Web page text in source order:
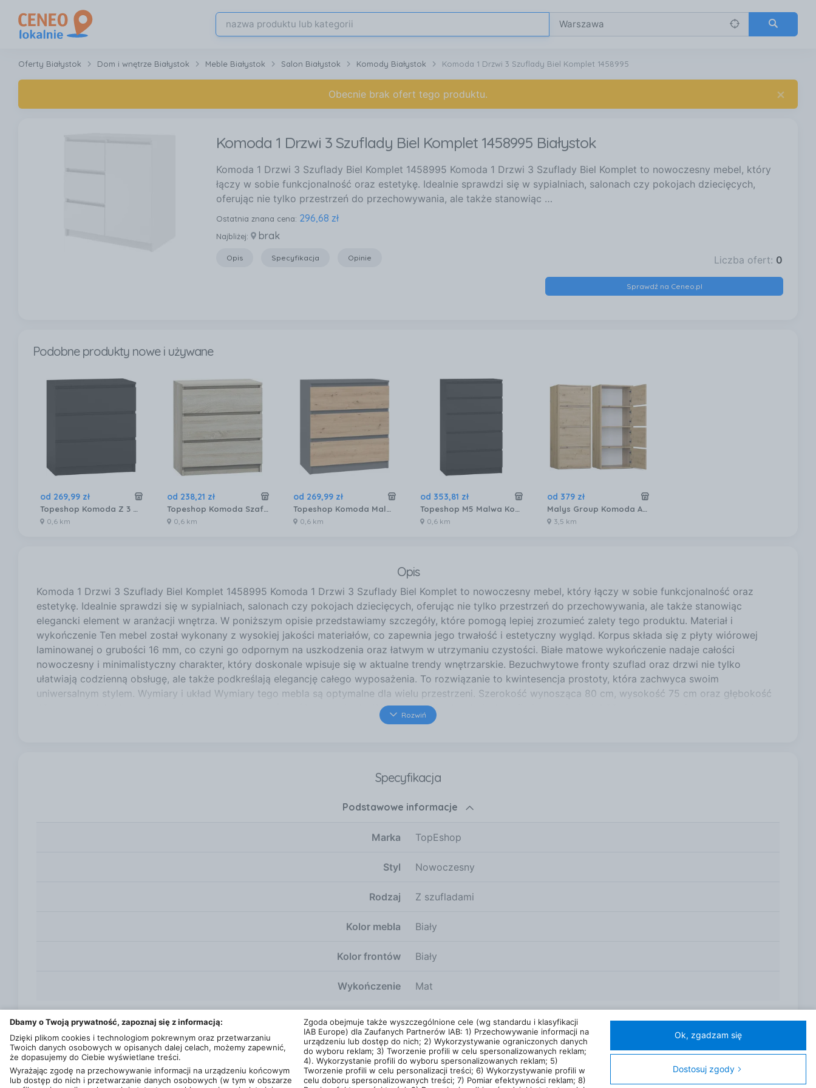
Oferty Białystok Dom i wnętrze Białystok Meble Białystok Salon Białystok Komody Białystok Komoda 1 Drzwi 3 Szuflady Biel Komplet 1458995
Obecnie brak ofert tego produktu. ×
Komoda 1 Drzwi 3 Szuflady Biel Komplet 1458995 Białystok
Komoda 1 Drzwi 3 Szuflady Biel Komplet 1458995 Komoda 1 Drzwi 3 Szuflady Biel Komplet to nowoczesny mebel, który
łączy w sobie funkcjonalność oraz estetykę. Idealnie sprawdzi się w sypialniach, salonach czy pokojach dziecięcych,
oferując nie tylko przestrzeń do przechowywania, ale także stanowiąc …
Ostatnia znana cena: 296,68 zł
Najbliżej: brak
Opis Specyfikacja Opinie Liczba ofert: 0
Sprawdź na Ceneo.pl
Podobne produkty nowe i używane
od 269,99 zł
Topeshop Komoda Z 3 Szufladami Czarna 70X40X77 Cm
0,6 km
od 238,21 zł
Topeshop Komoda Szafka 3 Szuflady Kolor Dąb Sonoma 4560375
0,6 km
od 269,99 zł
Topeshop Komoda Malwa M3 Antracyt Dąb Artisan 12706998191
0,6 km
od 353,81 zł
Topeshop M5 Malwa Komoda 5 Szuflad Czarny 11819624303
0,6 km
od 379 zł
Malys Group Komoda Alma Artisan
3,5 km
Opis
Komoda 1 Drzwi 3 Szuflady Biel Komplet 1458995 Komoda 1 Drzwi 3 Szuflady Biel Komplet to nowoczesny mebel, który łączy w sobie funkcjonalność oraz
estetykę. Idealnie sprawdzi się w sypialniach, salonach czy pokojach dziecięcych, oferując nie tylko przestrzeń do przechowywania, ale także stanowiąc
elegancki element w aranżacji wnętrza. W poniższym opisie przedstawiamy szczegóły, które pomogą lepiej zrozumieć zalety tego produktu. Materiał i
wykończenie Ten mebel został wykonany z wysokiej jakości materiałów, co zapewnia jego trwałość i estetyczny wygląd. Korpus składa się z płyty wiórowej
laminowanej o grubości 16 mm, co czyni go odpornym na uszkodzenia oraz łatwym w utrzymaniu czystości. Białe matowe wykończenie nadaje całości
nowoczesny i minimalistyczny charakter, który doskonale wpisuje się w aktualne trendy wnętrzarskie. Bezuchwytowe fronty szuflad oraz drzwi nie tylko
ułatwiają codzienną obsługę, ale także podkreślają elegancję całego wyposażenia. To rozwiązanie to kwintesencja prostoty, która zachwyca swoim
uniwersalnym stylem. Wymiary i układ Wymiary tego mebla są optymalne dla wielu przestrzeni. Szerokość wynosząca 80 cm, wysokość 75 cm oraz głębokość
40 cm sprawiają, że można go łatwo wkomponować w różne aranżacje. Wnętrze składa się z jednej szuflady o głębokości 33 cm oraz trzech dodatkowych,
które oferują wiele miejsca na przechowywanie. Dodatkowo, jedne drzwiczki otwierające się na półkę umożliwiają przechowywanie większych przedmiotów, co
zwłaszcza w domach z małymi dziećmi. Dzięki tym szczegółom, wyposażenie staje się nie tylko piękną dekoracją, ale również funkcjonalnym rozwiązaniem na
można łatwo zaaranżować przestrzeń w zależności od indywidualnych preferencji. Wysokość półek można dostosować, co pozwala na przechowywanie
szuflady, co zapewnia dużą przestrzeń do przechowywania. Wygodne użytkowanie: Bezuchwytowy system otwierania ułatwia codzienną obsługę. Blokada
Możliwość modyfikacji układu wnętrza według potrzeb. Dlaczego warto wybrać to rozwiązanie? Wybór odpowiedniego wyposażenia ma ogromne znaczenie
kolor i minimalistyczna forma sprawiają, że produkt pasuje do różnych stylów. Wysoka jakość: Solidne wykonanie z dobrych materiałów gwarantuje
Model 1 Drzwi 3 Szuflady Biel Komplet to idealne rozwiązanie dla osób ceniących połączenie funkcjonalności z estetyką. Jego nowoczesny design oraz solidne
Rozwiń
Specyfikacja
Podstawowe informacje
Marka TopEshop
Styl Nowoczesny
Rodzaj Z szufladami
Kolor mebla Biały
Kolor frontów Biały
Wykończenie Mat
Dane szczegółowe
Parametry fizyczne
Dbamy o Twoją prywatność, zapoznaj się z informacją:
Dzięki plikom cookies i technologiom pokrewnym oraz przetwarzaniu
Twoich danych osobowych w opisanych dalej celach, możemy zapewnić,
że dopasujemy do Ciebie wyświetlane treści.
Wyrażając zgodę na przechowywanie informacji na urządzeniu końcowym
lub dostęp do nich i przetwarzanie danych osobowych (w tym w obszarze
Zgoda obejmuje także wyszczególnione cele (wg standardu i klasyfikacji
IAB Europe) dla Zaufanych Partnerów IAB: 1) Przechowywanie informacji na
urządzeniu lub dostęp do nich; 2) Wykorzystywanie ograniczonych danych
do wyboru reklam; 3) Tworzenie profili w celu spersonalizowanych reklam;
4). Wykorzystanie profili do wyboru spersonalizowanych reklam; 5)
Tworzenie profili w celu personalizacji treści; 6) Wykorzystywanie profili w
celu doboru spersonalizowanych treści; 7) Pomiar efektywności reklam; 8)
Ok, zgadzam się
Dostosuj zgody